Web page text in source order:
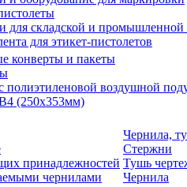
для складской и промышленной
для этикет-пистолетов
конверты и пакеты
полиэтиленовой воздушной
(250х353мм)
принадлежностей
чернилами
Чернила,
Стержни
Тушь
Чернила